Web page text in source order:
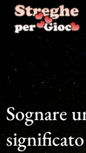
contenuto
Sognare